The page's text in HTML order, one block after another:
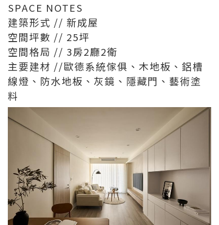
SPACE NOTES
建築形式 // 新成屋
空間坪數 // 25坪
空間格局 // 3房2廳2衛
主要建材 //歐德系統傢俱、木地板、鋁槽
線燈、防水地板、灰鏡、隱藏門、藝術塗
料